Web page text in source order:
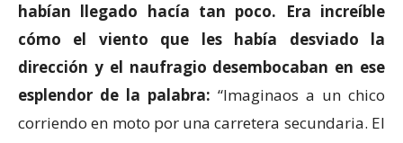
habían llegado hacía tan poco. Era increíble
cómo el viento que les había desviado la
dirección y el naufragio desembocaban en ese
esplendor de la palabra: “Imaginaos a un chico
corriendo en moto por una carretera secundaria. El